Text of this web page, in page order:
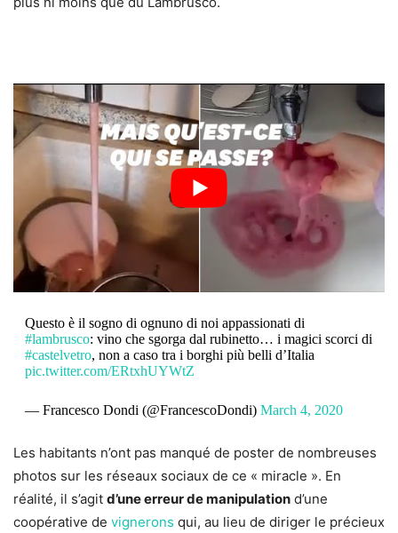
Questo è il sogno di ognuno di noi appassionati di
#lambrusco: vino che sgorga dal rubinetto… i magici scorci di
#castelvetro, non a caso tra i borghi più belli d’Italia
pic.twitter.com/ERtxhUYWtZ
— Francesco Dondi (@FrancescoDondi) March 4, 2020
Les habitants n’ont pas manqué de poster de nombreuses
photos sur les réseaux sociaux de ce « miracle ». En
réalité, il s’agit d’une erreur de manipulation d’une
coopérative de vignerons qui, au lieu de diriger le précieux